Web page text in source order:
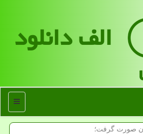
الف دانلود
منو
صورت گرفت؛